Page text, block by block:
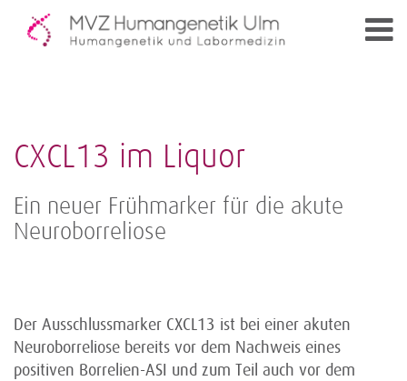
CXCL13 im Liquor
Ein neuer Frühmarker für die akute
Neuroborreliose
Der Ausschlussmarker CXCL13 ist bei einer akuten
Neuroborreliose bereits vor dem Nachweis eines
positiven Borrelien-ASI und zum Teil auch vor dem